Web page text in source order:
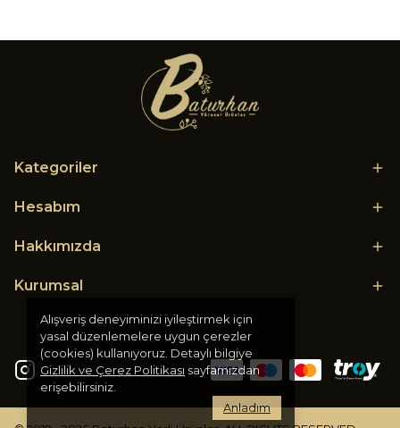
Alışveriş deneyiminizi iyileştirmek için
yasal düzenlemelere uygun çerezler
(cookies) kullanıyoruz. Detaylı bilgiye
Gizlilik ve Çerez Politikası sayfamızdan
erişebilirsiniz.
Anladım
Kategoriler
Hesabım
Hakkımızda
Kurumsal